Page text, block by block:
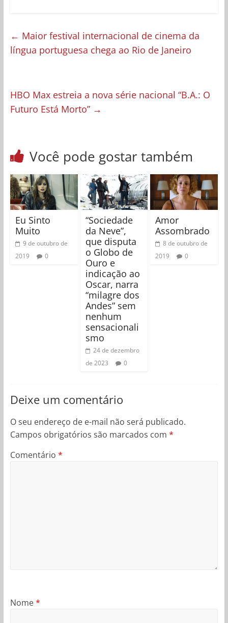
← Maior festival internacional de cinema da
língua portuguesa chega ao Rio de Janeiro
HBO Max estreia a nova série nacional “B.A.: O
Futuro Está Morto” →
Você pode gostar também
Eu Sinto
Muito
9 de outubro de
2019
0
“Sociedade
da Neve”,
que disputa
o Globo de
Ouro e
indicação ao
Oscar, narra
“milagre dos
Andes” sem
nenhum
sensacionali
smo
24 de dezembro
de 2023
0
Amor
Assombrado
8 de outubro de
2019
0
Deixe um comentário
O seu endereço de e-mail não será publicado.
Campos obrigatórios são marcados com *
Comentário *
Nome*